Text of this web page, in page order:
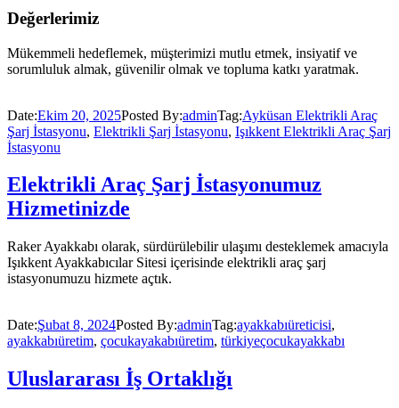
Değerlerimiz
Mükemmeli hedeflemek, müşterimizi mutlu etmek, insiyatif ve
sorumluluk almak, güvenilir olmak ve topluma katkı yaratmak.
Date:Ekim 20, 2025Posted By:adminTag:Ayküsan Elektrikli Araç
Şarj İstasyonu, Elektrikli Şarj İstasyonu, Işıkkent Elektrikli Araç Şarj
İstasyonu
Elektrikli Araç Şarj İstasyonumuz
Hizmetinizde
Raker Ayakkabı olarak, sürdürülebilir ulaşımı desteklemek amacıyla
Işıkkent Ayakkabıcılar Sitesi içerisinde elektrikli araç şarj
istasyonumuzu hizmete açtık.
Date:Şubat 8, 2024Posted By:adminTag:ayakkabıüreticisi,
ayakkabıüretim, çocukayakabıüretim, türkiyeçocukayakkabı
Uluslararası İş Ortaklığı